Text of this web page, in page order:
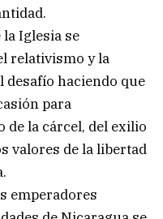
Iglesia se
relativismo y la
desafío haciendo que
para
la cárcel, del exilio
valores de la libertad
emperadores